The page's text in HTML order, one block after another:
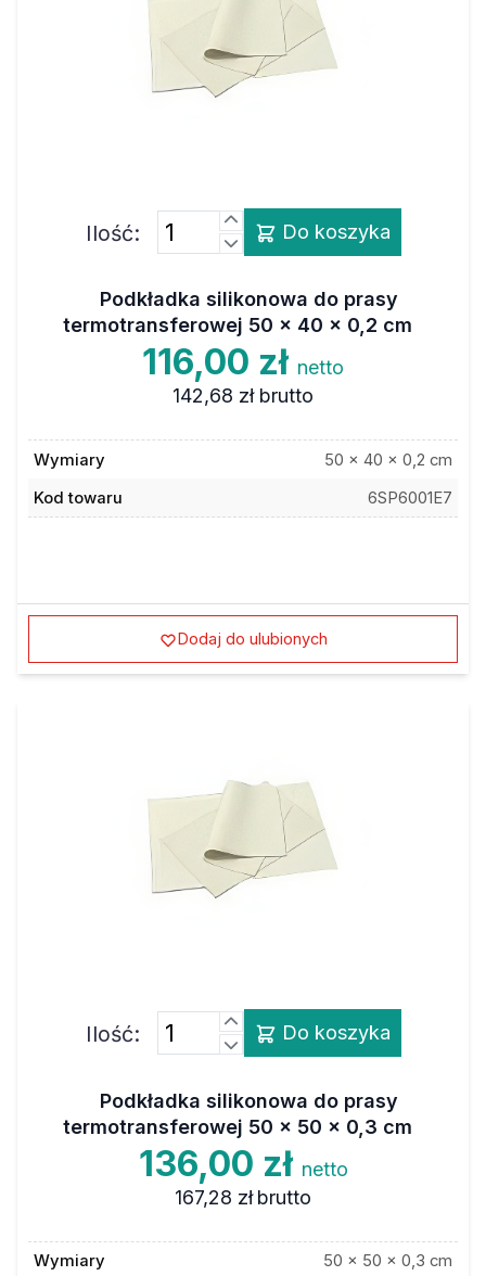
Ilość: Do koszyka
Podkładka silikonowa do prasy
termotransferowej 50 x 40 x 0,2 cm
116,00 zł netto
142,68 zł brutto
Wymiary
50 x 40 x 0,2 cm
Kod towaru
6SP6001E7
Dodaj do ulubionych
Ilość: Do koszyka
Podkładka silikonowa do prasy
termotransferowej 50 x 50 x 0,3 cm
136,00 zł netto
167,28 zł brutto
Wymiary
50 x 50 x 0,3 cm